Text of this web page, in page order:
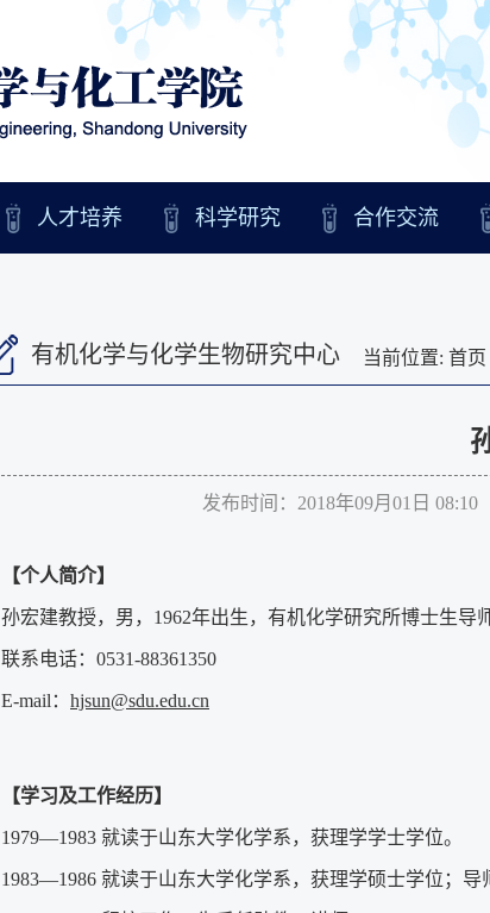
人才培养 科学研究 合作交流
有机化学与化学生物研究中心 当前位置: 首页
发布时间：2018年09月01日
【个人简介】
孙宏建教授，男，1962年出生，有机化学研究所博士生导师
联系电话： 0531-88361350
E-mail： hjsun@sdu.edu.cn
【学习及工作经历】
1979—1983 就读于山东大学化学系，获理学学士学位。
1983—1986 就读于山东大学化学系，获理学硕士学位；导